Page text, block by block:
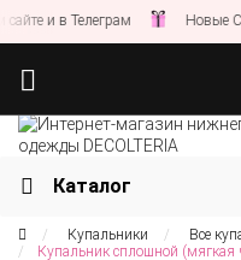
и в Телеграм Новые
Каталог
Купальники
Все
Купальник сплошной (мягкая